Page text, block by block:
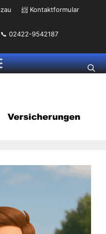
📨 Kontaktformular
📞 02422-9542187